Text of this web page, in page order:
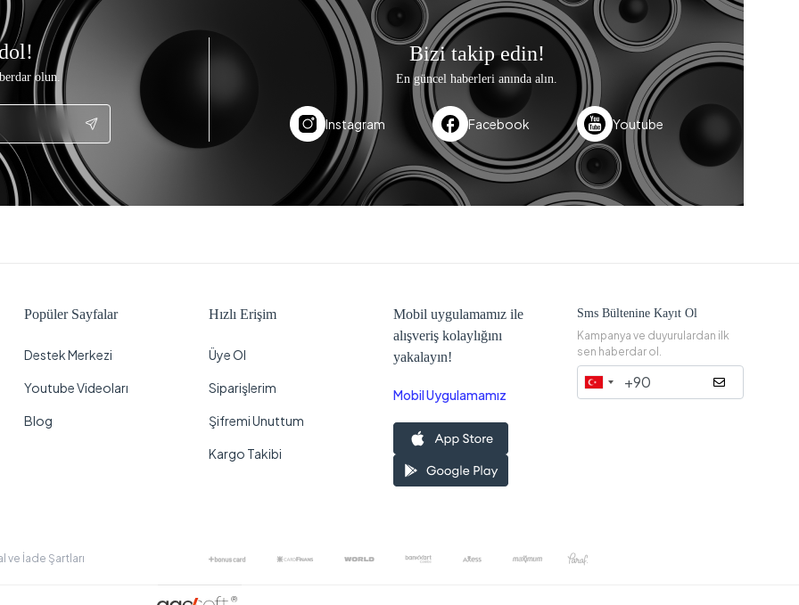
olun.
Bizi takip edin!
En güncel haberleri anında alın.
Instagram Facebook Youtube
Popüler Sayfalar
Destek Merkezi
Youtube Videoları
Blog
Hızlı Erişim
Üye Ol
Siparişlerim
Şifremi Unuttum
Kargo Takibi
Mobil uygulamamız ile
alışveriş kolaylığını
yakalayın!
Mobil Uygulamamız
Sms Bültenine Kayıt Ol
Kampanya ve duyurulardan ilk
sen haberdar ol.
ve İade Şartları